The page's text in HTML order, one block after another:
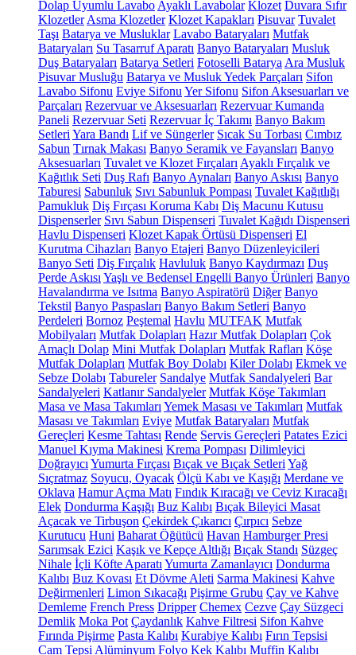
Dolap Uyumlu Lavabo Ayaklı Lavabolar Klozet Duvara Sıfır
Klozetler Asma Klozetler Klozet Kapakları Pisuvar Tuvalet
Taşı Batarya ve Musluklar Lavabo Bataryaları Mutfak
Bataryaları Su Tasarruf Aparatı Banyo Bataryaları Musluk
Duş Bataryaları Batarya Setleri Fotoselli Batarya Ara Musluk
Pisuvar Musluğu Batarya ve Musluk Yedek Parçaları Sifon
Lavabo Sifonu Eviye Sifonu Yer Sifonu Sifon Aksesuarları ve
Parçaları Rezervuar ve Aksesuarları Rezervuar Kumanda
Paneli Rezervuar Seti Rezervuar İç Takımı Banyo Bakım
Setleri Yara Bandı Lif ve Süngerler Sıcak Su Torbası Cımbız
Sabun Tırnak Makası Banyo Seramik ve Fayansları Banyo
Aksesuarları Tuvalet ve Klozet Fırçaları Ayaklı Fırçalık ve
Kağıtlık Seti Duş Rafı Banyo Aynaları Banyo Askısı Banyo
Taburesi Sabunluk Sıvı Sabunluk Pompası Tuvalet Kağıtlığı
Pamukluk Diş Fırçası Koruma Kabı Diş Macunu Kutusu
Dispenserler Sıvı Sabun Dispenseri Tuvalet Kağıdı Dispenseri
Havlu Dispenseri Klozet Kapak Örtüsü Dispenseri El
Kurutma Cihazları Banyo Etajeri Banyo Düzenleyicileri
Banyo Seti Diş Fırçalık Havluluk Banyo Kaydırmazı Duş
Perde Askısı Yaşlı ve Bedensel Engelli Banyo Ürünleri Banyo
Havalandırma ve Isıtma Banyo Aspiratörü Diğer Banyo
Tekstil Banyo Paspasları Banyo Bakım Setleri Banyo
Perdeleri Bornoz Peştemal Havlu MUTFAK Mutfak
Mobilyaları Mutfak Dolapları Hazır Mutfak Dolapları Çok
Amaçlı Dolap Mini Mutfak Dolapları Mutfak Rafları Köşe
Mutfak Dolapları Mutfak Boy Dolabı Kiler Dolabı Ekmek ve
Sebze Dolabı Tabureler Sandalye Mutfak Sandalyeleri Bar
Sandalyeleri Katlanır Sandalyeler Mutfak Köşe Takımları
Masa ve Masa Takımları Yemek Masası ve Takımları Mutfak
Masası ve Takımları Eviye Mutfak Bataryaları Mutfak
Gereçleri Kesme Tahtası Rende Servis Gereçleri Patates Ezici
Manuel Kıyma Makinesi Krema Pompası Dilimleyici
Doğrayıcı Yumurta Fırçası Bıçak ve Bıçak Setleri Yağ
Sıçratmaz Soyucu, Oyacak Ölçü Kabı ve Kaşığı Merdane ve
Oklava Hamur Açma Matı Fındık Kıracağı ve Ceviz Kıracağı
Elek Dondurma Kaşığı Buz Kalıbı Bıçak Bileyici Masat
Açacak ve Tirbuşon Çekirdek Çıkarıcı Çırpıcı Sebze
Kurutucu Huni Baharat Öğütücü Havan Hamburger Presi
Sarımsak Ezici Kaşık ve Kepçe Altlığı Bıçak Standı Süzgeç
Nihale İçli Köfte Aparatı Yumurta Zamanlayıcı Dondurma
Kalıbı Buz Kovası Et Dövme Aleti Sarma Makinesi Kahve
Değirmenleri Limon Sıkacağı Pişirme Grubu Çay ve Kahve
Demleme French Press Dripper Chemex Cezve Çay Süzgeci
Demlik Moka Pot Çaydanlık Kahve Filtresi Sifon Kahve
Fırında Pişirme Pasta Kalıbı Kurabiye Kalıbı Fırın Tepsisi
Cam Tepsi Alüminyum Folyo Kek Kalıbı Muffin Kalıbı